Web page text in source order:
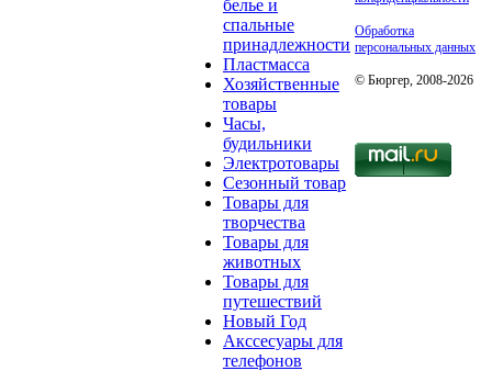
белье и
спальные
принадлежности
Пластмасса
Хозяйственные
товары
Часы,
будильники
Электротовары
Сезонный товар
Товары для
творчества
Товары для
животных
Товары для
путешествий
Новый Год
Акссесуары для
телефонов
Обработка
персональных данных
© Бюргер, 2008-2026